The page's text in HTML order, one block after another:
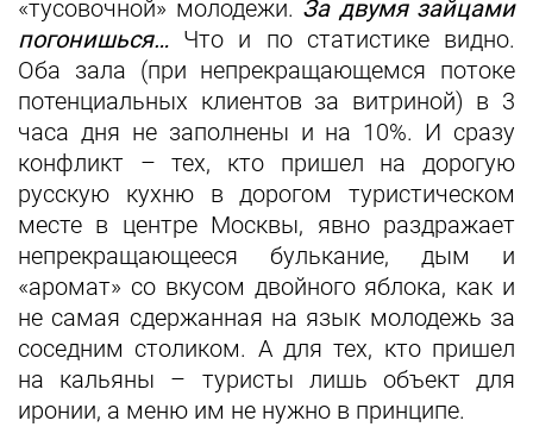
«тусовочной» молодежи. За двумя зайцами
погонишься… Что и по статистике видно.
Оба зала (при непрекращающемся потоке
потенциальных клиентов за витриной) в 3
часа дня не заполнены и на 10%. И сразу
конфликт – тех, кто пришел на дорогую
русскую кухню в дорогом туристическом
месте в центре Москвы, явно раздражает
непрекращающееся булькание, дым и
«аромат» со вкусом двойного яблока, как и
не самая сдержанная на язык молодежь за
соседним столиком. А для тех, кто пришел
на кальяны – туристы лишь объект для
иронии, а меню им не нужно в принципе.